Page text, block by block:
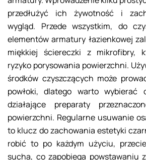
przedłużyć ich żywotność i
wygląd. Przede wszystkim, do
elementów armatury łazienkowej
miękkiej ściereczki z mikrofibry,
ryzyko porysowania powierzchni.
środków czyszczących może
powłoki, dlatego warto wybierać
działające preparaty
powierzchni. Regularne usuwanie
to klucz do zachowania estetyki
robić to po każdym użyciu,
sucha, co zapobiega powstawaniu